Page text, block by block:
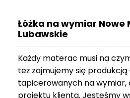
Łóżka na wymiar Nowe
Lubawskie
Każdy materac musi na
też zajmujemy się produkcją
tapicerowanych na wymiar,
projektu klienta. Jesteśmy